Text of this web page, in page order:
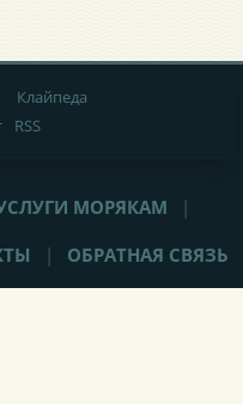
Клайпеда
RSS
МОРЯКАМ
|
| ОБРАТНАЯ СВЯЗЬ